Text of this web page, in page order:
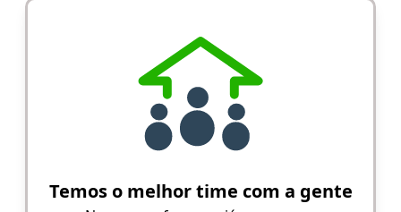
Temos o melhor time com a gente